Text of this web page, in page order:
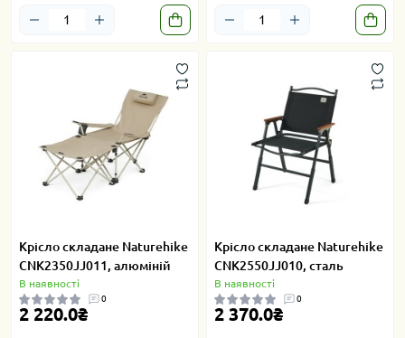
Крісло складане Naturehike
CNK2350JJ011, алюміній
В наявності
0
2 220.0₴
Крісло складане Naturehike
CNK2550JJ010, сталь
В наявності
0
2 370.0₴